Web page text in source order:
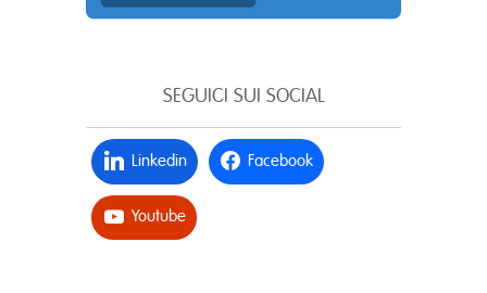
SEGUICI SUI SOCIAL
Linkedin Facebook
Youtube